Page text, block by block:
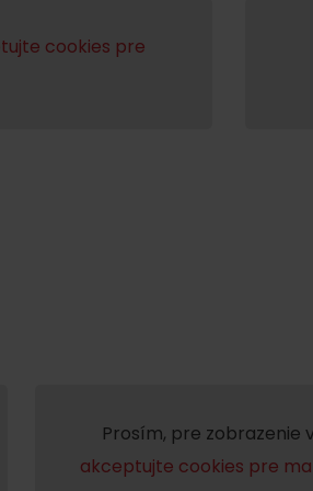
cookies pre
Prosím, pre zobrazenie
akceptujte cookies pre